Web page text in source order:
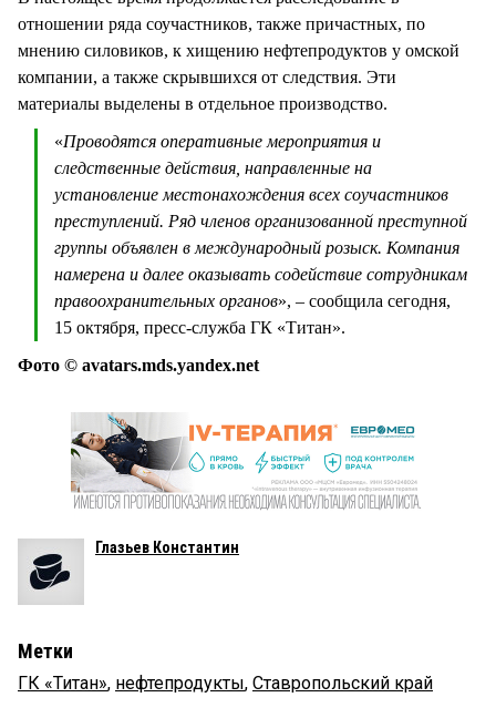
отношении ряда соучастников, также причастных, по
мнению силовиков, к хищению нефтепродуктов у омской
компании, а также скрывшихся от следствия. Эти
материалы выделены в отдельное производство.
«Проводятся оперативные мероприятия и
следственные действия, направленные на
установление местонахождения всех соучастников
преступлений. Ряд членов организованной преступной
группы объявлен в международный розыск. Компания
намерена и далее оказывать содействие сотрудникам
правоохранительных органов», – сообщила сегодня,
15 октября, пресс-служба ГК «Титан».
Фото © avatars.mds.yandex.net
Глазьев Константин
Метки
ГК «Титан», нефтепродукты, Ставропольский край